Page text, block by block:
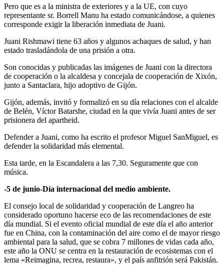
Pero que es a la ministra de exteriores y a la UE, con cuyo
representante sr. Borrell Manu ha estado comunicándose, a quienes
corresponde exigir la liberación inmediata de Juani.
Juani Rishmawi tiene 63 años y algunos achaques de salud, y han
estado trasladándola de una prisión a otra.
Son conocidas y publicadas las imágenes de Juani con la directora
de cooperación o la alcaldesa y concejala de cooperación de Xixón,
junto a Santaclara, hijo adoptivo de Gijón.
Gijón, además, invitó y formalizó en su día relaciones con el alcalde
de Belén, Víctor Batarshe, ciudad en la que vivía Juani antes de ser
prisionera del apartheid.
Defender a Juani, como ha escrito el profesor Miguel SanMiguel, es
defender la solidaridad más elemental.
Esta tarde, en la Escandalera a las 7,30. Seguramente que con
música.
-5 de junio-Día internacional del medio ambiente.
El consejo local de solidaridad y cooperación de Langreo ha
considerado oportuno hacerse eco de las recomendaciones de este
día mundial. Si el evento oficial mundial de este día el año anterior
fue en China, con la contaminación del aire como el de mayor riesgo
ambiental para la salud, que se cobra 7 millones de vidas cada año,
este año la ONU se centra en la restauración de ecosistemas con el
lema «Reimagina, recrea, restaura», y el país anfitrión será Pakistán.